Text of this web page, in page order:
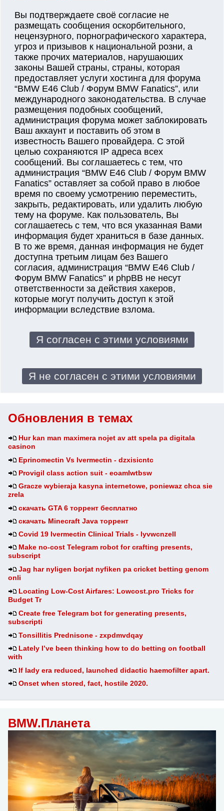
Обновления в темах
Hur kan man maximera nojet av att spela pa digitala
casinon
Eprinomectin Vs Ivermectin - dzxisicntc
Provigil class action suit - eoamlwtbsw
Gracze wybieraja kasyna internetowe, poniewaz chca sie
zrela
скачать GTA 6 торрент бесплатно
скачать Minecraft Java торрент
Covid 19 Ivermectin Clinical Trials - lyvwcnzell
Make no-cost Telegram robot for crafting presents,
subscript
Jag har nyligen borjat nyfiken pa cricket betting genom
onli
Locating Low-Cost Airfares: Lowcost.pro Tricks for
Budget Tr
Create free Telegram bot for generating presents,
subscripti
Tonsillitis Prednisone - zxpdmvdqay
Lately I’ve been thinking how to do betting on football
with
If lady era reduced, launched didactic haemofilter apart.
Onset when stored, fact, hostile 2020.
BMW.Планета
Вы подтверждаете своё согласие не
размещать сообщения оскорбительного,
нецензурного, порнографического характера,
угроз и призывов к национальной розни, а
также прочих материалов, нарушаюших
законы Вашей страны, страны, которая
предоставляет услуги хостинга для форума
“BMW E46 Club / Форум BMW Fanatics”, или
международного законодательства. В случае
размещения подобных сообщений,
администрация форума может заблокировать
Ваш аккаунт и поставить об этом в
известность Вашего провайдера. С этой
целью сохраняются IP адреса всех
сообщений. Вы соглашаетесь с тем, что
администрация “BMW E46 Club / Форум BMW
Fanatics” оставляет за собой право в любое
время по своему усмотрению переместить,
закрыть, редактировать, или удалить любую
тему на форуме. Как пользователь, Вы
соглашаетесь с тем, что вся указанная Вами
информация будет храниться в базе данных.
В то же время, данная информация не будет
доступна третьим лицам без Вашего
согласия, администрация “BMW E46 Club /
Форум BMW Fanatics” и phpBB не несут
ответственности за действия хакеров,
которые могут получить доступ к этой
информации вследствие взлома.